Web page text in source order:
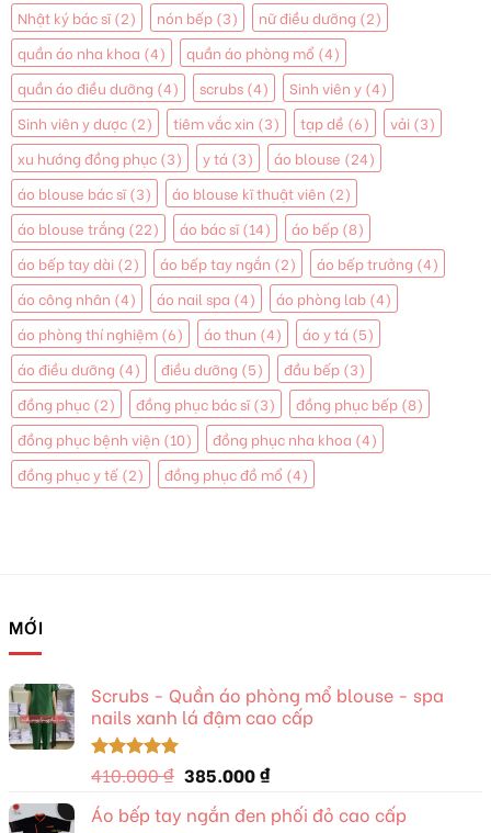
Nhật ký bác sĩ(2) nón bếp (3) nữ điều dưỡng (2)
quần áo nha khoa (4) quần áo phòng mổ (4)
quần áo điều dưỡng (4) scrubs (4) Sinh viên y (4)
Sinh viên y dược (2) tiêm vắc xin (3) tạp dề (6) vải (3)
xu hướng đồng phục (3) y tá (3) áo blouse (24)
áo blouse bác sĩ(3) áo blouse kĩ thuật viên (2)
áo blouse trắng (22) áo bác sĩ(14) áo bếp (8)
áo bếp tay dài (2) áo bếp tay ngắn (2) áo bếp trưởng (4)
áo công nhân (4) áo nail spa (4) áo phòng lab (4)
áo phòng thí nghiệm (6) áo thun (4) áo y tá (5)
áo điều dưỡng (4) điều dưỡng (5) đầu bếp (3)
đồng phục (2) đồng phục bác sĩ(3) đồng phục bếp (8)
đồng phục bệnh viện (10) đồng phục nha khoa (4)
đồng phục y tế (2) đồng phục đồ mổ (4)
MỚI
Scrubs - Quần áo phòng mổ blouse - spa
nails xanh lá đậm cao cấp
Được xếp
5 sao
410.000₫ Giá
là:
385.000₫Giá
tại
Áo bếp tay ngắn đen phối đỏ cao cấp